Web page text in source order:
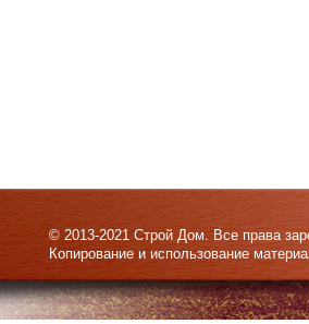
© 2013-2021 Строй Дом. Все права
Копирование и использование